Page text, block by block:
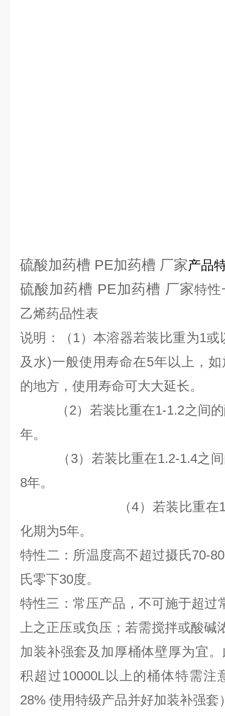
硫酸加药槽 PE加药槽 厂家产品
硫酸加药槽 PE加药槽 厂家特性
乙烯药品性表
说明：（1）本溶器若装比重为1
及水)一般使用寿命在5年以上，
的地方，使用寿命可大大延长。
（2）若装比重在1-1.2之间的
年。
（3）若装比重在1.2-1.4之间
8年。
（4）若装比重在1.4以
化期为5年。
特性二：所温度高不超过摄氏70-
氏零下30度。
特性三：常压产品，不可施于超过
上之正压或负压；若需搅拌或酸碱
加装补强套及加厚桶体壁厚为宜
积超过10000L以上的桶体特需注
28% 使用特级产品并好加装补强套